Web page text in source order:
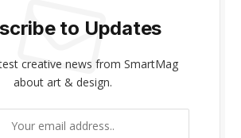
to Updates
creative news from SmartMag
about art & design.